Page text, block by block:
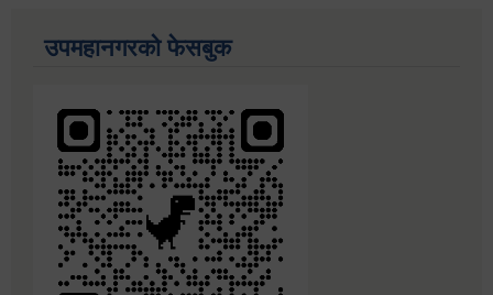
उपमहानगरको फेसबुक